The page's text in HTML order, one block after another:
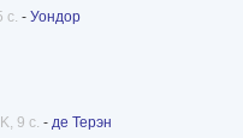
с. - Уондор
9 с. - де Терэн